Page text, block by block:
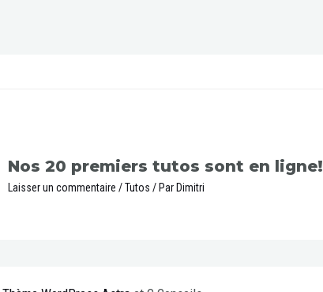
Nos 20 premiers tutos sont en ligne!
Laisser un commentaire /Tutos / ParDimitri